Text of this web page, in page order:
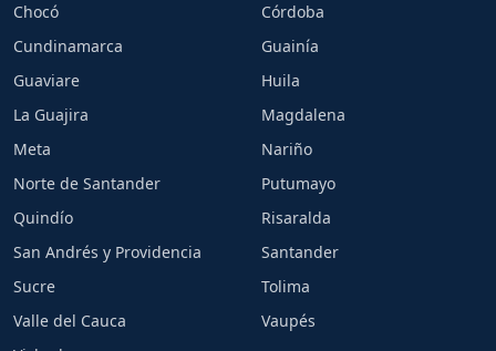
Chocó
Córdoba
Cundinamarca
Guainía
Guaviare
Huila
La Guajira
Magdalena
Meta
Nariño
Norte de Santander
Putumayo
Quindío
Risaralda
San Andrés y Providencia
Santander
Sucre
Tolima
Valle del Cauca
Vaupés